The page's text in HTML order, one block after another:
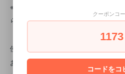
※洗顔後にお使いになる場合は、お
らご使用ください。
使用上等の注意事項
お肌に異常が生じていないかよく注
クーポンコ
1173
コードをコ